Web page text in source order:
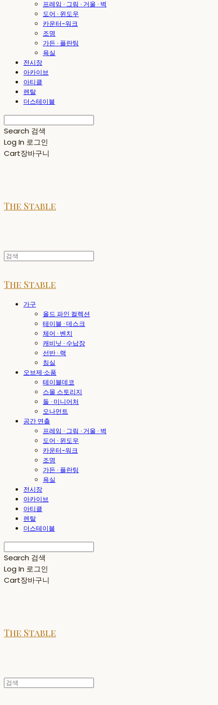
프레임 · 그림 · 거울 · 벽
도어 · 윈도우
카운터-워크
조명
가든 · 플란팅
욕실
전시장
아카이브
아티클
렌탈
더스테이블
Search 검색
Log In 로그인
Cart장바구니
The Stable
The Stable
가구
올드 파인 컬렉션
테이블 · 데스크
체어 · 벤치
캐비닛 · 수납장
선반 · 랙
침실
오브제·소품
테이블데코
스몰 스토리지
돌 · 미니어처
오나먼트
공간 연출
프레임 · 그림 · 거울 · 벽
도어 · 윈도우
카운터-워크
조명
가든 · 플란팅
욕실
전시장
아카이브
아티클
렌탈
더스테이블
Search 검색
Log In 로그인
Cart장바구니
The Stable